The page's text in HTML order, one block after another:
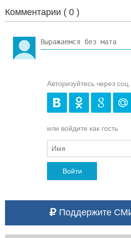
Комментарии ( 0 )
Авторизуйтесь через
или войдите как гость
Войти
Поддержите